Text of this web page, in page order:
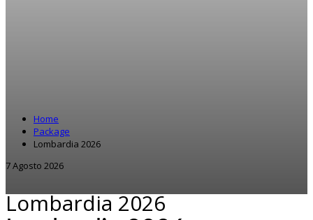
Home
Package
Lombardia 2026
7 Agosto 2026
Lombardia 2026